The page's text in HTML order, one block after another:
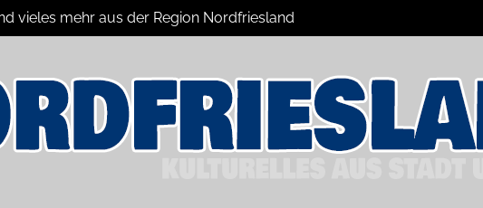
vieles mehr aus der Region Nordfriesland